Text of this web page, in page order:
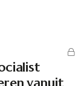
vanuit